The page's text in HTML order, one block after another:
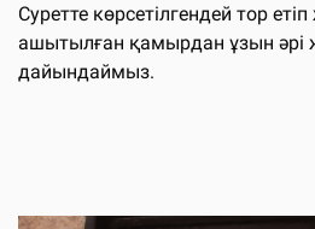
Суретте көрсетілгендей тор
ашытылған қамырдан ұзын әрі
дайындаймыз.